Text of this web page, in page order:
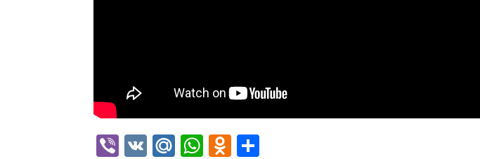
Viber
VK Mail.Ru
WhatsApp
Odnoklassniki